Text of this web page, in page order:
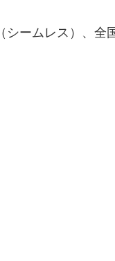
シームレス）、全